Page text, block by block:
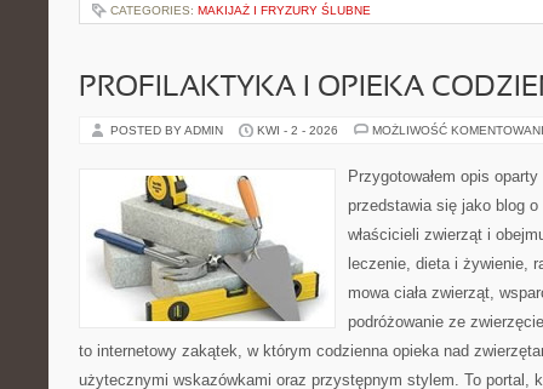
CATEGORIES: MAKIJAŻ I FRYZURY ŚLUBNE
PROFILAKTYKA I OPIEKA
POSTED BY ADMIN KWI - 2 - 2026 MOŻLIWOŚĆ
Przygotowałem opis
przedstawia się jako blog
właścicieli zwierząt i
leczenie, dieta i żywienie,
mowa ciała zwierząt,
podróżowanie ze
to internetowy zakątek, w którym codzienna opieka nad
użytecznymi wskazówkami oraz przystępnym stylem. To portal,